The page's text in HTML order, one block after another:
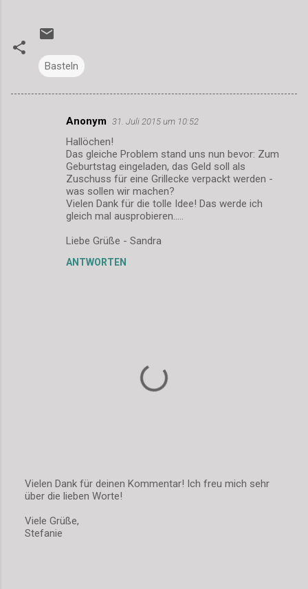
Basteln
Anonym 31. Juli 2015 um 10:52
Hallöchen!
Das gleiche Problem stand uns nun bevor: Zum
Geburtstag eingeladen, das Geld soll als
Zuschuss für eine Grillecke verpackt werden -
was sollen wir machen?
Vielen Dank für die tolle Idee! Das werde ich
gleich mal ausprobieren.....
Liebe Grüße - Sandra
ANTWORTEN
K
m
m
Vielen Dank für deinen Kommentar! Ich freu mich sehr
über die lieben Worte!
Viele Grüße,
Stefanie